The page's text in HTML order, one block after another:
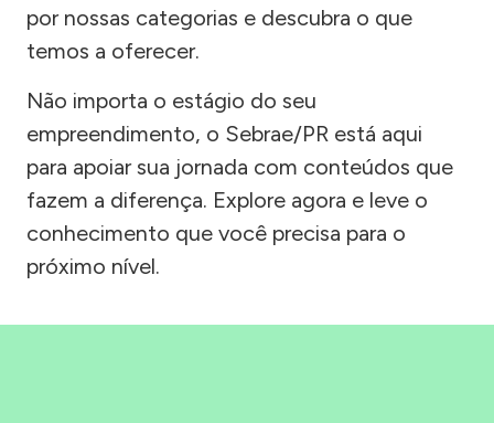
por nossas categorias e descubra o que
temos a oferecer.
Não importa o estágio do seu
empreendimento, o Sebrae/PR está aqui
para apoiar sua jornada com conteúdos que
fazem a diferença. Explore agora e leve o
conhecimento que você precisa para o
próximo nível.